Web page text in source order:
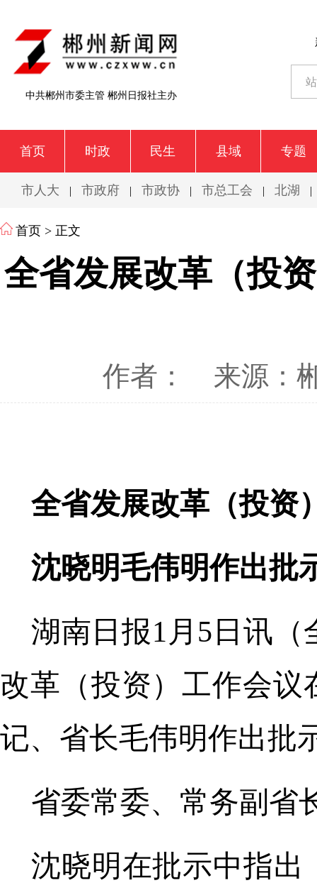
中共郴州市委主管 郴州日报社主办
首页 时政 民生 县域 专题
市人大 | 市政府 | 市政协 | 市总工会 | 北湖 |
首页 > 正文
全省发展改革（投
作者： 来源：
全省发展改革（投资
沈晓明毛伟明作出批
湖南日报1月5日讯
改革（投资）工作会
记、省长毛伟明作出批
省委常委、常务副省
沈晓明在批示中指出